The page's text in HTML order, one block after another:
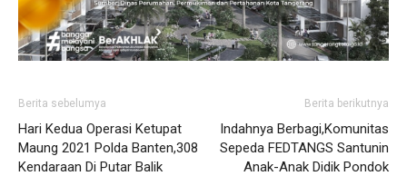
Berita sebelumya
Hari Kedua Operasi Ketupat
Maung 2021 Polda Banten,308
Kendaraan Di Putar Balik
Berita berikutnya
Indahnya Berbagi,Komunitas
Sepeda FEDTANGS Santunin
Anak-Anak Didik Pondok